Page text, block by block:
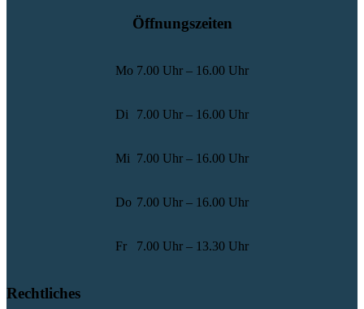
Öffnungszeiten
Mo 7.00 Uhr – 16.00 Uhr
Di 7.00 Uhr – 16.00 Uhr
Mi 7.00 Uhr – 16.00 Uhr
Do 7.00 Uhr – 16.00 Uhr
Fr 7.00 Uhr – 13.30 Uhr
Rechtliches